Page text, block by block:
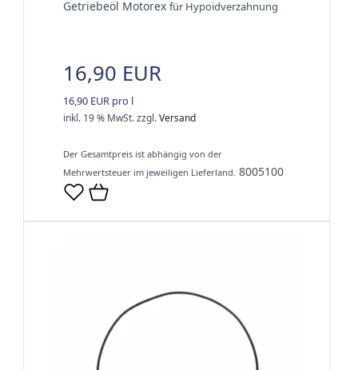
Getriebeöl Motorex für Hypoidverzahnung
16,90 EUR
16,90 EUR pro l
inkl. 19 % MwSt.zzgl.Versand
Der Gesamtpreis ist abhängig von der
Mehrwertsteuer im jeweiligen Lieferland. 8005100